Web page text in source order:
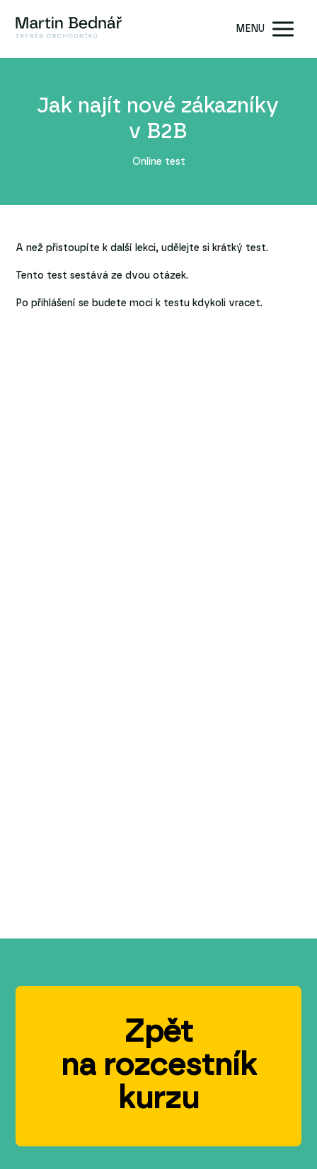
MENU
Jak najít nové zákazníky
v B2B
Online test
A než přistoupíte k další lekci, udělejte si krátký test.
Tento test sestává ze dvou otázek.
Po přihlášení se budete moci k testu kdykoli vracet.
Zpět
na rozcestník
kurzu